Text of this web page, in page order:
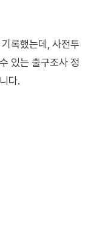
록했는데, 사전투
있는 출구조사 정
다.